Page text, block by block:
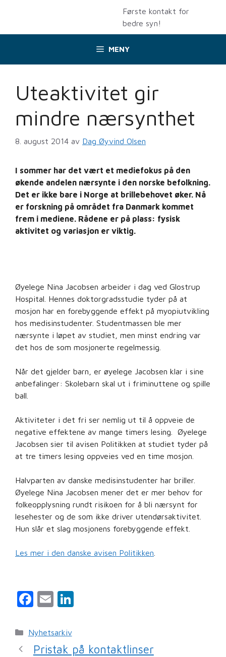
Første kontakt for
bedre syn!
MENY
Uteaktivitet gir
mindre nærsynthet
8. august 2014 av Dag Øyvind Olsen
I sommer har det vært et mediefokus på den
økende andelen nærsynte i den norske befolkning.
Det er ikke bare i Norge at brillebehovet øker. Nå
er forskning på området fra Danmark kommet
frem i mediene. Rådene er på plass: fysisk
aktivitet og variasjon er viktig.
Øyelege Nina Jacobsen arbeider i dag ved Glostrup
Hospital. Hennes doktorgradsstudie tyder på at
mosjon har en forebyggende effekt på myopiutvikling
hos medisinstudenter. Studentmassen ble mer
nærsynte i løpet av studiet, men minst endring var
det hos de som mosjonerte regelmessig.
Når det gjelder barn, er øyelege Jacobsen klar i sine
anbefalinger: Skolebarn skal ut i friminuttene og spille
ball.
Aktiviteter i det fri ser nemlig ut til å oppveie de
negative effektene av mange timers lesing. Øyelege
Jacobsen sier til avisen Politikken at studiet tyder på
at tre timers lesing oppveies ved en time mosjon.
Halvparten av danske medisinstudenter har briller.
Øyelege Nina Jacobsen mener det er mer behov for
folkeopplysning rundt risikoen for å bli nærsynt for
lesehester og de som ikke driver utendørsaktivitet.
Hun slår et slag mosjonens forebyggende effekt.
Les mer i den danske avisen Politikken
F
c
e
E
ai
l
e
Kategorier
Nyhetsarkiv
Pristak på kontaktlinser